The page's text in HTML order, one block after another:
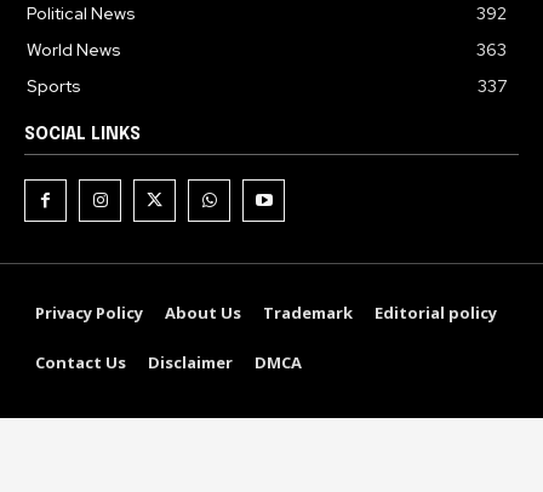
Political News
392
World News
363
Sports
337
SOCIAL LINKS
Privacy Policy About Us Trademark Editorial policy
Contact Us Disclaimer DMCA